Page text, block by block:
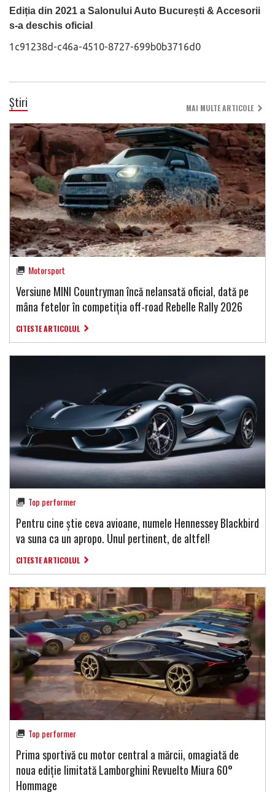
Ediția din 2021 a Salonului Auto București & Accesorii
s-a deschis oficial
1c91238d-c46a-4510-8727-699b0b3716d0
Știri MAI MULTE ARTICOLE
Motorsport
Versiune MINI Countryman încă nelansată oficial, dată pe
mâna fetelor în competiția off-road Rebelle Rally 2026
CITESTE ARTICOLUL
Top performer
Pentru cine știe ceva avioane, numele Hennessey Blackbird
va suna ca un apropo. Unul pertinent, de altfel!
CITESTE ARTICOLUL
Top performer
Prima sportivă cu motor central a mărcii, omagiată de
noua ediție limitată Lamborghini Revuelto Miura 60°
Hommage